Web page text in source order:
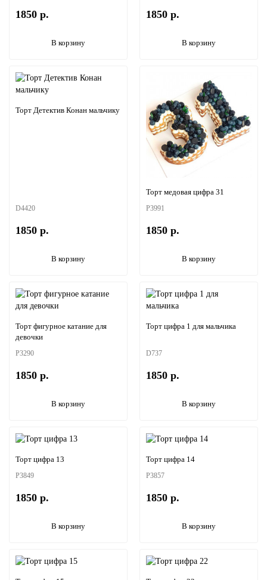
1850 р.
В корзину
1850 р.
В корзину
Торт Детектив Конан мальчику
D4420
1850 р.
В корзину
Торт медовая цифра 31
P3991
1850 р.
В корзину
Торт фигурное катание для
девочки
P3290
1850 р.
В корзину
Торт цифра 1 для мальчика
D737
1850 р.
В корзину
Торт цифра 13
P3849
1850 р.
В корзину
Торт цифра 14
P3857
1850 р.
В корзину